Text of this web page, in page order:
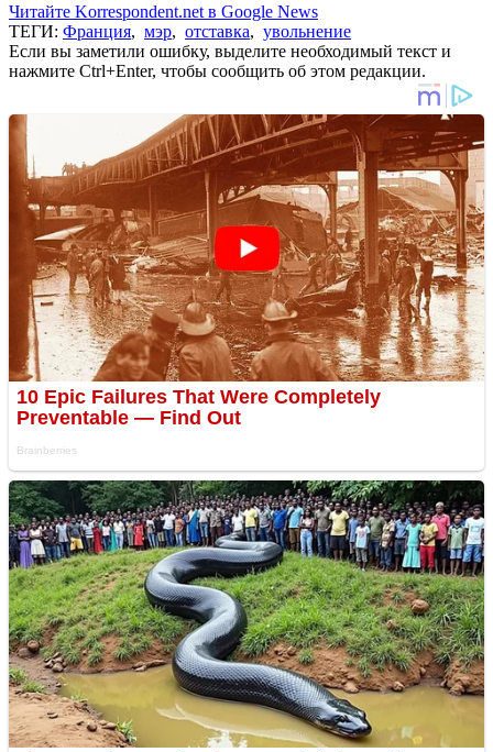
Читайте Korrespondent.net в Google News
ТЕГИ: Франция, мэр, отставка, увольнение
Если вы заметили ошибку, выделите необходимый текст и
нажмите Ctrl+Enter, чтобы сообщить об этом редакции.